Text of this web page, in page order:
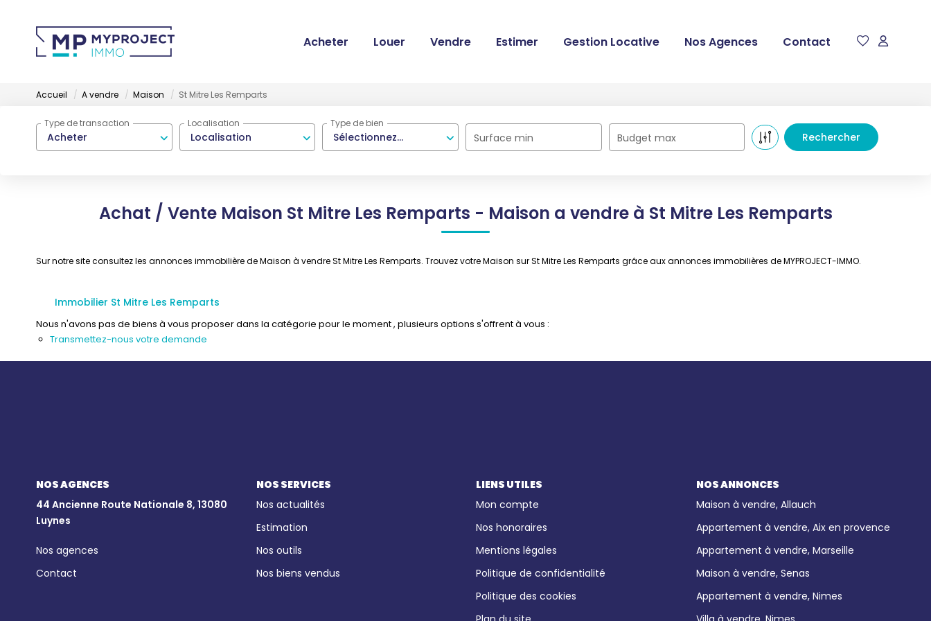
Acheter Louer Vendre Estimer Gestion Locative Nos Agences Contact
Accueil A vendre Maison St Mitre Les Remparts
Acheter
Type de transaction
Localisation
Localisation
Sélectionnez...
Type de bien
Surface min Budget max
Achat / Vente Maison St Mitre Les Remparts - Maison a vendre à St Mitre Les Remparts
Sur notre site consultez les annonces immobilière de Maison à vendre St Mitre Les Remparts. Trouvez votre Maison sur St Mitre Les Remparts grâce aux annonces immobilières de MYPROJECT-IMMO.
Immobilier St Mitre Les Remparts
Nous n'avons pas de biens à vous proposer dans la catégorie pour le moment , plusieurs options s'offrent à vous :
Transmettez-nous votre demande
NOS AGENCES
44 Ancienne Route Nationale 8, 13080
Luynes
Nos agences
Contact
NOS SERVICES
Nos actualités
Estimation
Nos outils
Nos biens vendus
LIENS UTILES
Mon compte
Nos honoraires
Mentions légales
Politique de confidentialité
Politique des cookies
NOS ANNONCES
Maison à vendre, Allauch
Appartement à vendre, Aix en provence
Appartement à vendre, Marseille
Maison à vendre, Senas
Appartement à vendre, Nimes